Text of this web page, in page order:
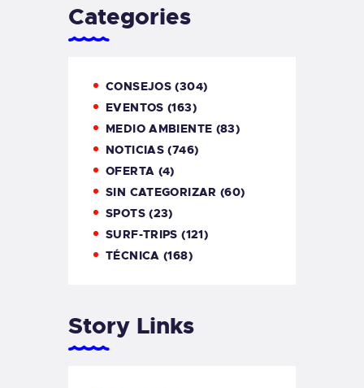
Categories
CONSEJOS (304)
EVENTOS (163)
MEDIO AMBIENTE (83)
NOTICIAS (746)
OFERTA (4)
SIN CATEGORIZAR (60)
SPOTS(23)
SURF-TRIPS (121)
TÉCNICA (168)
Story Links